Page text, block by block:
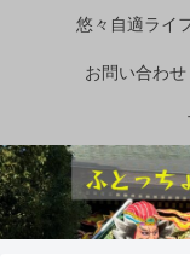
悠々自適ライ
お問い合わせ